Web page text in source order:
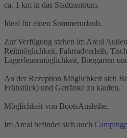
ca. 1 km in das Stadtzentrum.
Ideal für einen Sommerurlaub.
Zur Verfügung stehen im Areal
Reitmöglichkeit, Fahrradverleih,
Lagerfeuermöglichkeit, Biergarten
An der Rezeption Möglichkeit sich
Frühstück) und Getränke zu kaufen.
Möglichkeit von BootsAusleihe.
Im Areal befindet sich auch